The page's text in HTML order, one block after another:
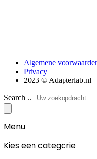
Algemene
Privacy
2023 © Adapterlab.nl
Search ...
Menu
Kies een categorie